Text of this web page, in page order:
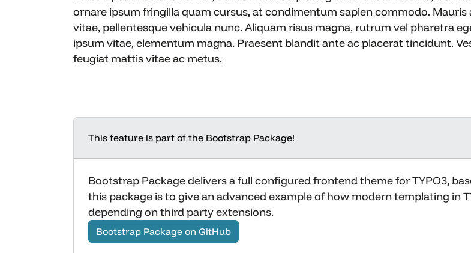
ornare ipsum fringilla quam cursus, at condimentum sapien commodo.
vitae, pellentesque vehicula nunc. Aliquam risus magna, rutrum vel pharetra
ipsum vitae, elementum magna. Praesent blandit ante ac placerat tincidunt.
feugiat mattis vitae ac metus.
This feature is part of the Bootstrap Package!
Bootstrap Package delivers a full configured frontend theme for TYPO3,
this package is to give an advanced example of how modern templating in
depending on third party extensions.
Bootstrap Package on GitHub